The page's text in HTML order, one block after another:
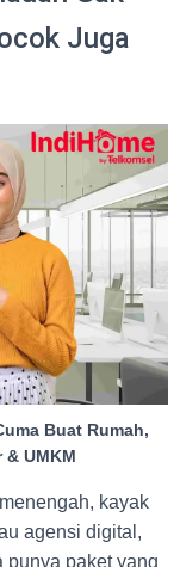
Juga
Buat Rumah,
UMKM
kayak
agensi digital,
punya paket yang